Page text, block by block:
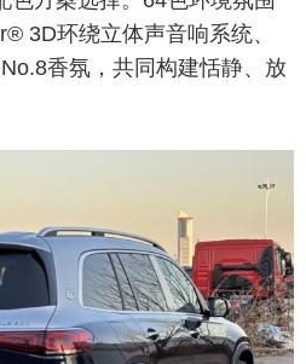
3D环绕立体声音响系统、
香氛，共同构建恬静、放